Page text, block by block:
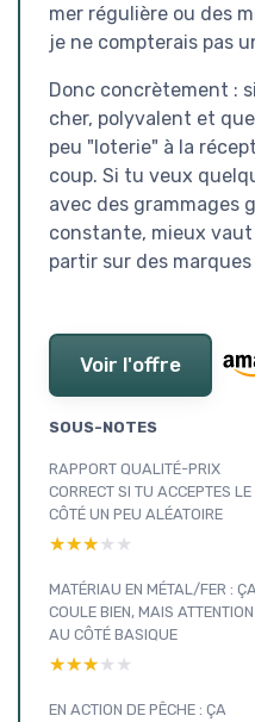
mer régulière ou des
je ne compterais pas
Donc concrètement :
cher, polyvalent et
peu "loterie" à la
coup. Si tu veux
avec des grammages
constante, mieux
partir sur des
Voir l'offre
SOUS-NOTES
RAPPORT QUALITÉ-PRIX
CORRECT SI TU ACCEPTES LE
CÔTÉ UN PEU ALÉATOIRE
★★★★★
★★★★★
MATÉRIAU EN MÉTAL/FER :
COULE BIEN, MAIS ATTENTION
AU CÔTÉ BASIQUE
★★★★★
★★★★★
EN ACTION DE PÊCHE : ÇA